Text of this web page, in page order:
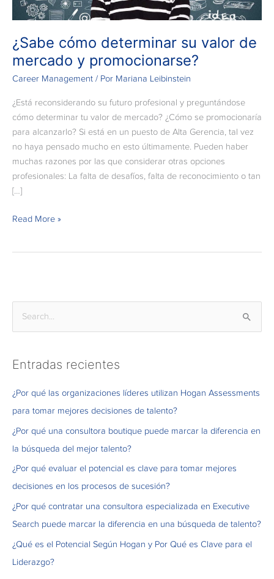
¿Sabe cómo determinar su valor de
mercado y promocionarse?
Career Management / Por Mariana Leibinstein
¿Está reconsiderando su futuro profesional y preguntándose
cómo determinar tu valor de mercado? ¿Cómo se promocionaría
para alcanzarlo? Si está en un puesto de Alta Gerencia, tal vez
no haya pensado mucho en esto últimamente. Pueden haber
muchas razones por las que considerar otras opciones
profesionales: La falta de desafíos, falta de reconocimiento o tan
[…]
promocionarse?
Read More »
a
r
o
Entradas recientes
¿Por qué las organizaciones líderes utilizan Hogan Assessments
para tomar mejores decisiones de talento?
¿Por qué una consultora boutique puede marcar la diferencia en
la búsqueda del mejor talento?
¿Por qué evaluar el potencial es clave para tomar mejores
decisiones en los procesos de sucesión?
¿Por qué contratar una consultora especializada en Executive
Search puede marcar la diferencia en una búsqueda de talento?
¿Qué es el Potencial Según Hogan y Por Qué es Clave para el
Liderazgo?